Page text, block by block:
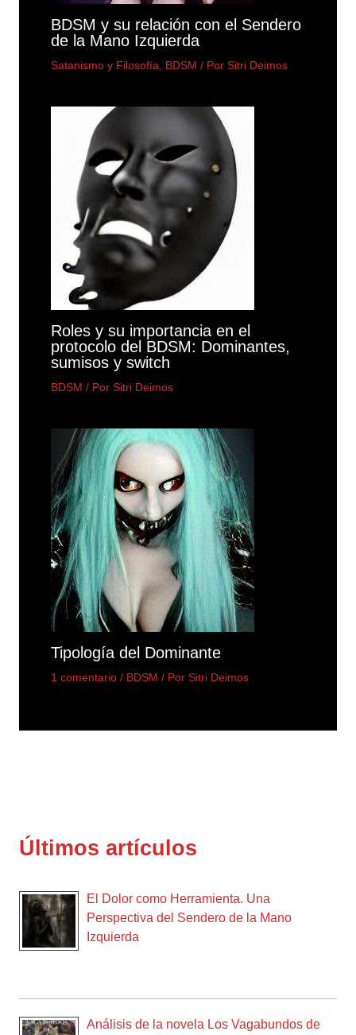
Últimos artículos
El Dolor como Herramienta. Una
Perspectiva del Sendero de la Mano
Izquierda
Análisis de la novela Los Vagabundos de
BDSM y su relación con el Sendero
de la Mano Izquierda
Satanismo y Filosofía BDSM / PorSitri Deimos
Roles y su importancia en el
protocolo del BDSM: Dominantes,
sumisos y switch
BDSM / PorSitri Deimos
Tipología del Dominante
1 comentario / BDSM / PorSitri Deimos